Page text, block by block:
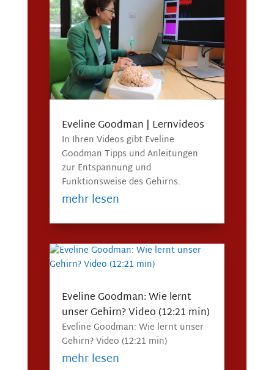
Eveline Goodman | Lernvideos
In Ihren Videos gibt Eveline
Goodman Tipps und Anleitungen
zur Entspannung und
Funktionsweise des Gehirns.
mehr lesen
Eveline Goodman: Wie lernt
unser Gehirn? Video (12:21 min)
Eveline Goodman: Wie lernt unser
Gehirn? Video (12:21 min)
mehr lesen